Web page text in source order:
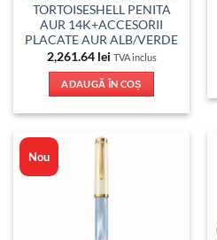
TORTOISESHELL PENITA
AUR 14K+ACCESORII
PLACATE AUR ALB/VERDE
2,261.64 lei TVA inclus
ADAUGĂ ÎN COȘ
Nou